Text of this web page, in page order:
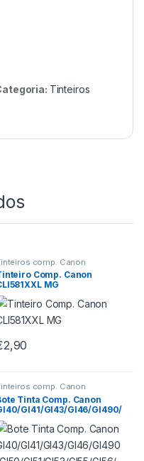
Tinteiros
comp. Canon
Comp. Canon
MG
2,90
comp. Canon
Tinta Comp. Canon
GI41/GI43/GI46/GI490/
GI51/GI53/GI55/GI56/GI
70ml CY